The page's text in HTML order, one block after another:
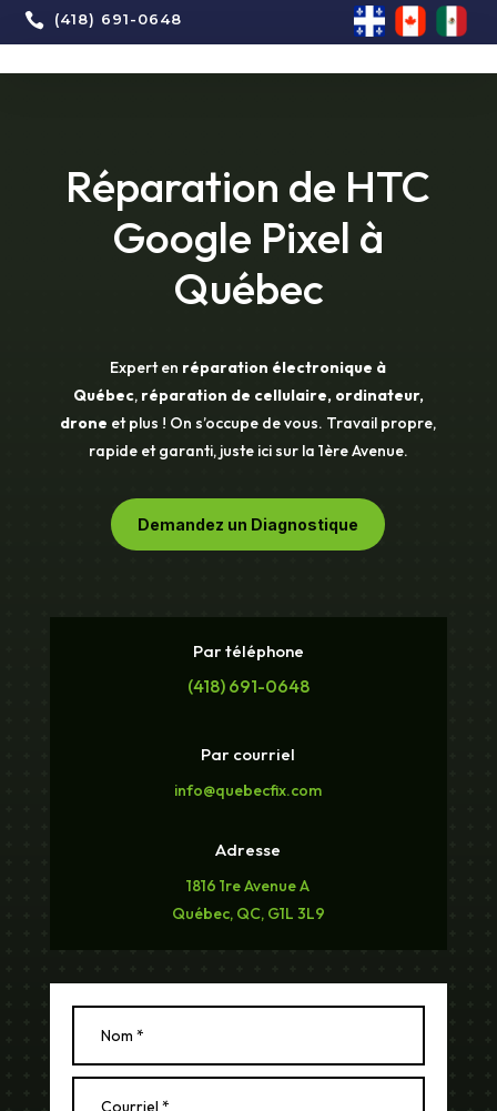
 (418) 691-0648
Réparation de HTC
Google Pixel à
Québec
Expert en réparation électronique à
Québec, réparation de cellulaire, ordinateur,
drone et plus ! On s’occupe de vous. Travail propre,
rapide et garanti, juste ici sur la 1ère Avenue.
Demandez un Diagnostique
Par téléphone
(418) 691-0648
Par courriel
info@quebecfix.com
Adresse
1816 1re Avenue A
Québec, QC, G1L 3L9